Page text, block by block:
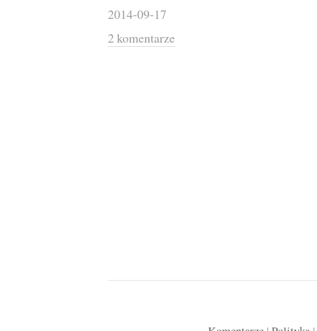
2014-09-17
2 komentarze